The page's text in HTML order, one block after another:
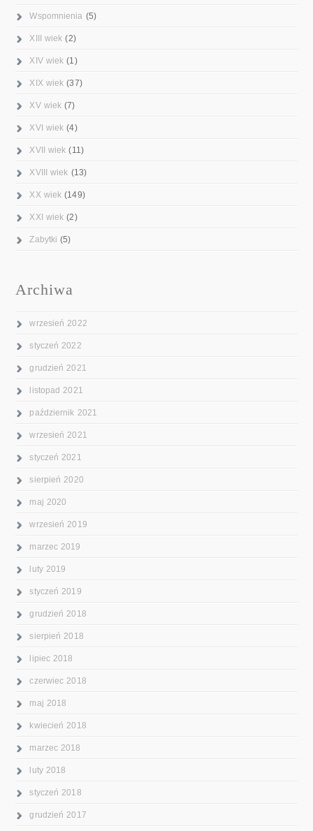
Wspomnienia (5)
XIII wiek (2)
XIV wiek (1)
XIX wiek (37)
XV wiek (7)
XVI wiek (4)
XVII wiek (11)
XVIII wiek (13)
XX wiek (149)
XXI wiek (2)
Zabytki (5)
Archiwa
wrzesień 2022
styczeń 2022
grudzień 2021
listopad 2021
październik 2021
wrzesień 2021
styczeń 2021
sierpień 2020
maj 2020
wrzesień 2019
marzec 2019
luty 2019
styczeń 2019
grudzień 2018
sierpień 2018
lipiec 2018
czerwiec 2018
maj 2018
kwiecień 2018
marzec 2018
luty 2018
styczeń 2018
grudzień 2017